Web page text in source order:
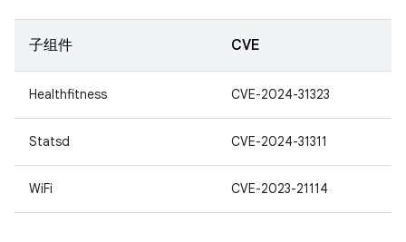
子组件 CVE
Healthfitness CVE-2024-31323
Statsd CVE-2024-31311
WiFi CVE-2023-21114